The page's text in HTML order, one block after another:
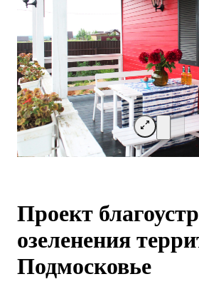
Проект
озеленения
Подмосковье